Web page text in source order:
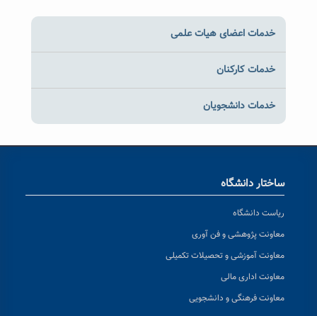
خدمات اعضای هیات علمی
خدمات کارکنان
خدمات دانشجویان
ساختار دانشگاه
ریاست دانشگاه
معاونت پژوهشی و فن آوری
معاونت آموزشی و تحصیلات تکمیلی
معاونت اداری مالی
معاونت فرهنگی و دانشجویی